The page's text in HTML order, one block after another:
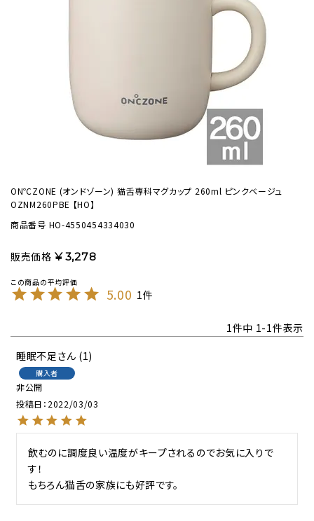
ON℃ZONE (オンドゾーン) 猫舌専科マグカップ 260ml ピンクベージュ
OZNM260PBE 【HO】
商品番号 HO-4550454334030
販売価格 ¥3,278
5.00 1
1件中 1-1件表示
睡眠不足
1
購入者
非公開
投稿日 2022/03/03
飲むのに調度良い温度がキープされるのでお気に入りで
す！
もちろん猫舌の家族にも好評です。